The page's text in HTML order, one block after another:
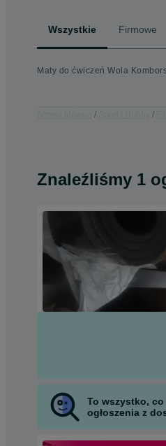
Wszystkie Firmowe
Maty do ćwiczeń Wola
Znaleźliśmy 1
To wszystko, co
ogłoszenia z